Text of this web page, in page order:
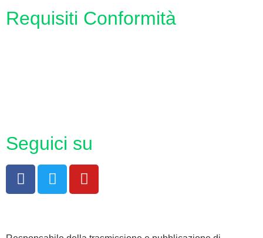
Requisiti Conformità
Seguici su